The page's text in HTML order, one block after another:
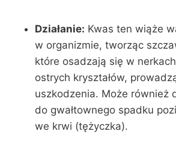
Działanie: Kwas ten wiąże
w organizmie, tworząc
które osadzają się w
ostrych kryształów,
uszkodzenia. Może również
do gwałtownego spadku
we krwi (tężyczka).